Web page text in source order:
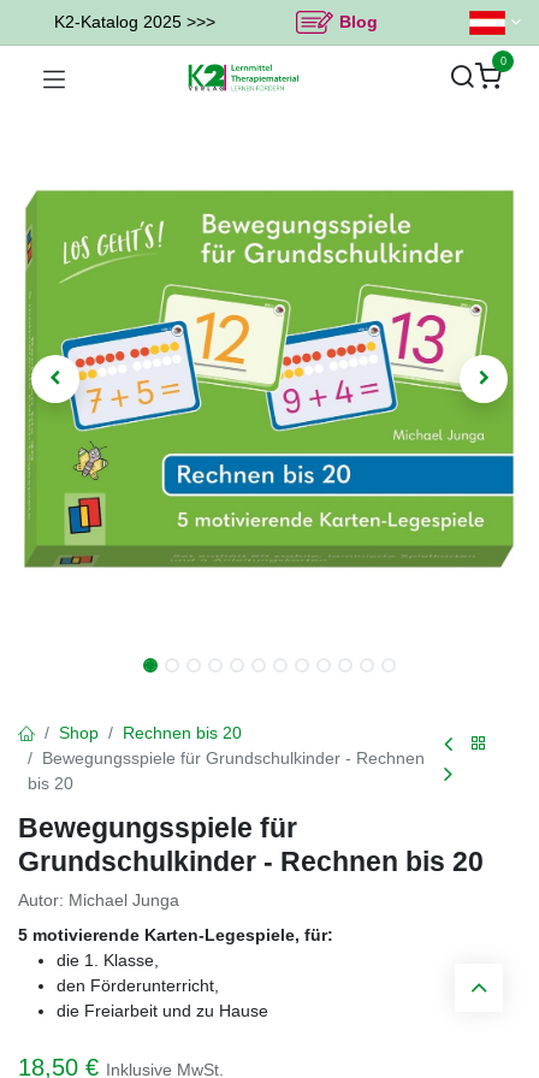
K2-Katalog 2025 >>> Blog
0
Shop
Rechnen bis 20
Bewegungsspiele für Grundschulkinder - Rechnen
bis 20
Bewegungsspiele für
Grundschulkinder - Rechnen bis 20
Autor: Michael Junga
5 motivierende Karten-Legespiele, für:
die 1. Klasse,
den Förderunterricht,
die Freiarbeit und zu Hause
18,50 € Inklusive MwSt.